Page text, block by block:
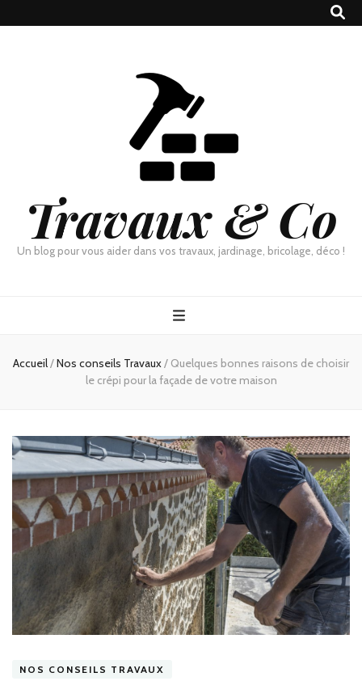
Travaux & Co
Un blog pour vous aider dans vos travaux, jardinage, bricolage, déco !
Accueil/Nos conseils Travaux/ Quelques bonnes raisons de choisir
le crépi pour la façade de votre maison
NOS CONSEILS TRAVAUX